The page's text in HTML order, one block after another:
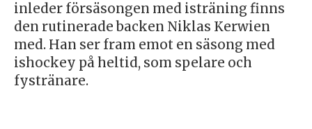
inleder försäsongen med isträning finns
den rutinerade backen Niklas Kerwien
med. Han ser fram emot en säsong med
ishockey på heltid, som spelare och
fystränare.